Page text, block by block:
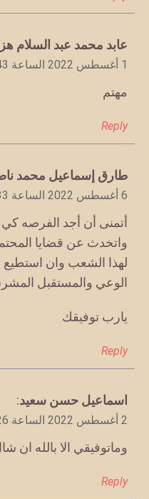
يقول
عابد محمد عبد السلام
1 أغسطس 2022 الساعة 10:43 م
مهتم
Reply
يقول
طارق إسماعيل محمد
6 أغسطس 2022 الساعة 11:33 م
أتمنى أن أجد الفرصه
واتخدث عن قضايا
لهذا الشعب وان
الوعي والمستقبل
يارب توفيقك
Reply
يقول
اسماعيل حسن سعيد:
2 أغسطس 2022 الساعة 3:26 م
وماتوفيقي الا بالله ان
Reply